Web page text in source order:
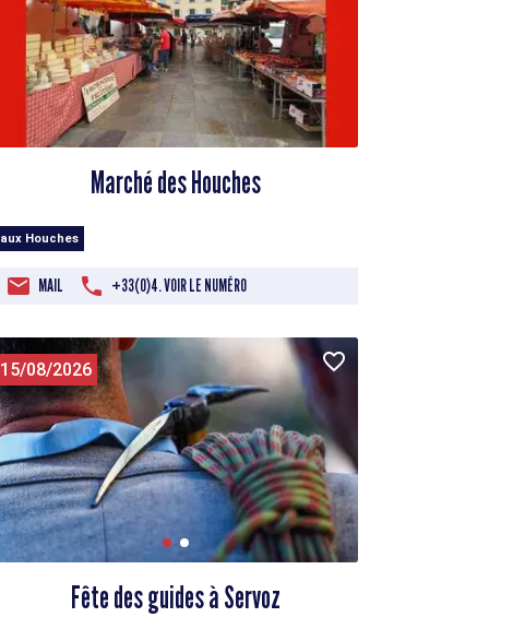
Marché des Houches
aux Houches
MAIL +33(0)4. VOIR LE NUMÉRO
15/08/2026
Fête des guides à Servoz